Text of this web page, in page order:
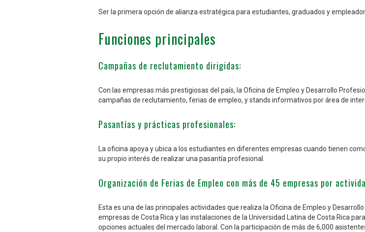
Ser la primera opción de alianza estratégica para estudiantes, graduados y
Funciones principales
Campañas de reclutamiento dirigidas:
Con las empresas más prestigiosas del país, la Oficina de Empleo y Desarrollo
campañas de reclutamiento, ferias de empleo, y stands informativos por área de
Pasantías y prácticas profesionales:
La oficina apoya y ubica a los estudiantes en diferentes empresas cuando tienen
su propio interés de realizar una pasantía profesional.
Organización de Ferias de Empleo con más de 45 empresas por
Esta es una de las principales actividades que realiza la Oficina de Empleo y
empresas de Costa Rica y las instalaciones de la Universidad Latina de Costa Rica
opciones actuales del mercado laboral. Con la participación de más de 6,000